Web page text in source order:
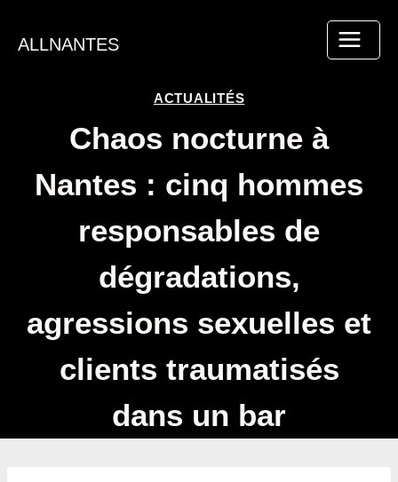
contenu
ALLNANTES
ACTUALITÉS
Chaos nocturne à
Nantes : cinq hommes
responsables de
dégradations,
agressions sexuelles et
clients traumatisés
dans un bar